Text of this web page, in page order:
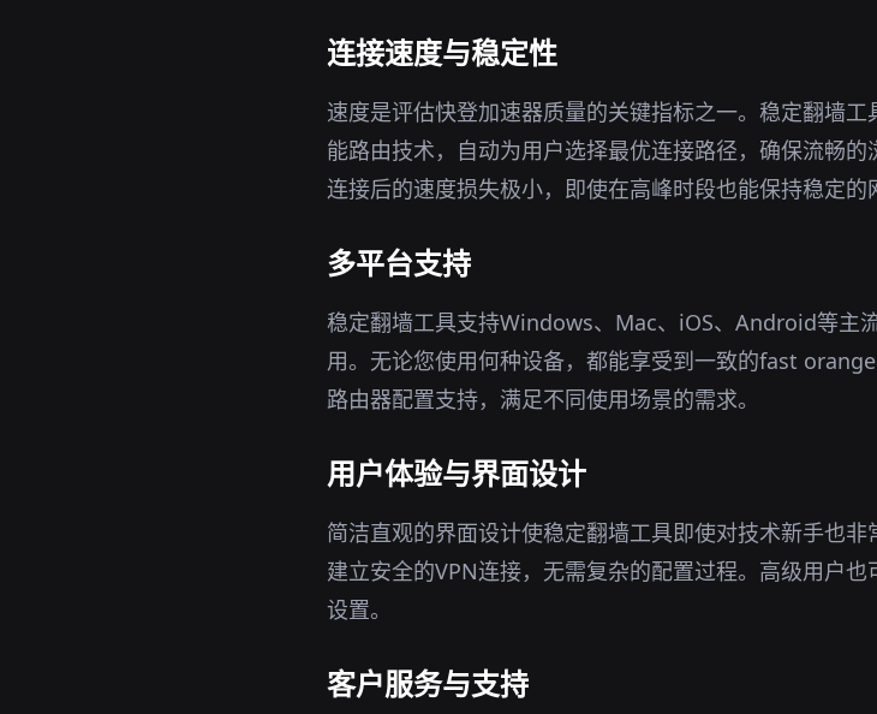
连接速度与稳定性
速度是评估快登加速器质量的关键指标之一。稳定翻墙
能路由技术，自动为用户选择最优连接路径，确保流畅的
连接后的速度损失极小，即使在高峰时段也能保持稳定的
多平台支持
稳定翻墙工具支持Windows、Mac、iOS、Android等主
用。无论您使用何种设备，都能享受到一致的fast
路由器配置支持，满足不同使用场景的需求。
用户体验与界面设计
简洁直观的界面设计使稳定翻墙工具即使对技术新手也
建立安全的VPN连接，无需复杂的配置过程。高级用户
设置。
客户服务与支持